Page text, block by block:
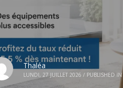
Thaléa
LUNDI, 27 JUILLET 2026 / PUBLISHED IN